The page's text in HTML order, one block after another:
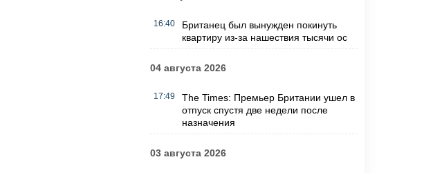
16:40
Британец был вынужден покинуть
квартиру из-за нашествия тысячи ос
04 августа 2026
17:49
The Times: Премьер Британии ушел в
отпуск спустя две недели после
назначения
03 августа 2026